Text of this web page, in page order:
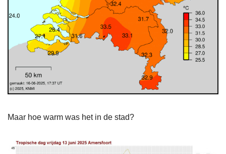
Maar hoe warm was het in de stad?